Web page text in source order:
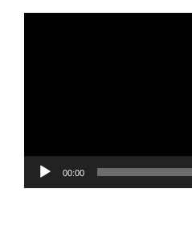
00:00